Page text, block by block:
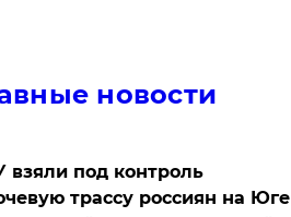
новости
взяли под контроль
трассу россиян на Юге